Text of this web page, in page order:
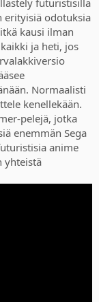
erityisiä odotuksia
kausi ilman
ja heti, jos
Normaalisti
kenellekään.
pelejä, jotka
enemmän Sega
anime
yhteistä